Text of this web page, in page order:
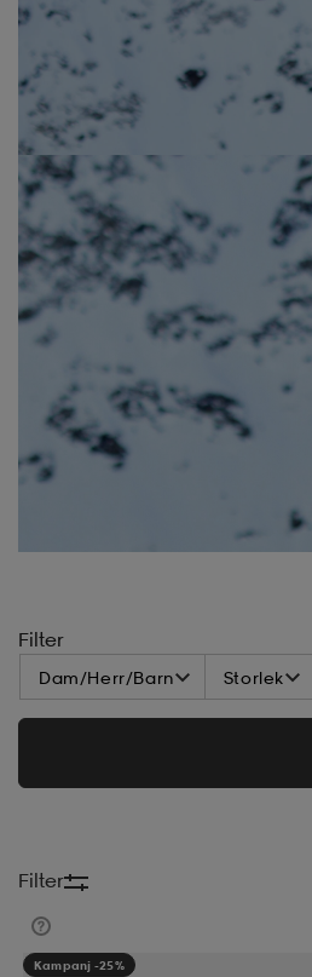
Filter
Dam/Herr/Barn Storlek
Filter
Kampanj -25%